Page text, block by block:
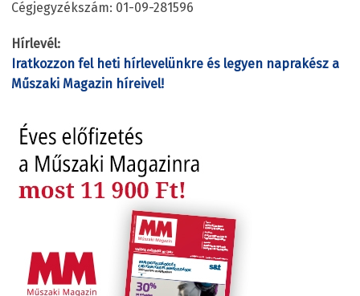
Cégjegyzékszám: 01-09-281596
Hírlevél:
Iratkozzon fel heti hírlevelünkre és legyen naprakész a
Műszaki Magazin híreivel!